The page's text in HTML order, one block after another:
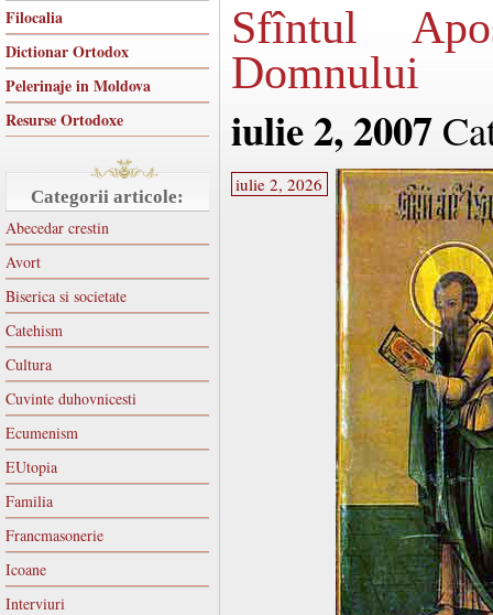
Filocalia
Dictionar Ortodox
Pelerinaje in Moldova
Resurse Ortodoxe
Categorii articole:
Abecedar crestin
Avort
Biserica si societate
Catehism
Cultura
Cuvinte duhovnicesti
Ecumenism
EUtopia
Familia
Francmasonerie
Icoane
Interviuri
Sfîntul
Domnului
iulie 2, 2007
iulie 2, 2026